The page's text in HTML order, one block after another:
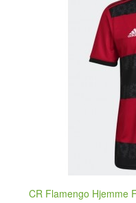
CR Flamengo Hjemme